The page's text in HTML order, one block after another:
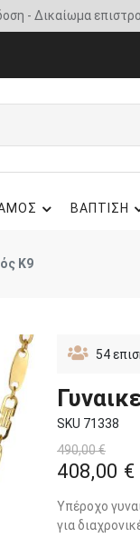
- Δικαίωμα
ΒΑΠΤΙΣΗ
Κ9
54
SKU 71338
490,00 €
408,00 €
Υπέροχο
για